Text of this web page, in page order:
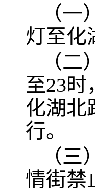
（
灯至化
（
至23
化湖北
行。
（
情街禁